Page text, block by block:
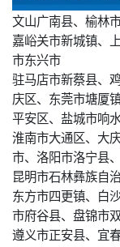
文山广南县、榆林
嘉峪关市新城镇、
市东兴市
驻马店市新蔡县、
庆区、东莞市塘厦
平安区、盐城市响
淮南市大通区、大
市、洛阳市洛宁县
昆明市石林彝族自
东方市四更镇、白
市府谷县、盘锦市
遵义市正安县、宜